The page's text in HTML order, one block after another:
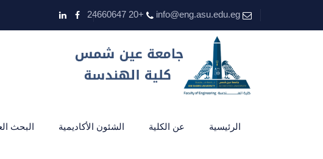
info@eng.asu.edu.eg
+20 24660647
الرئيسية عن الكلية الشئون الأكاديمية البحث